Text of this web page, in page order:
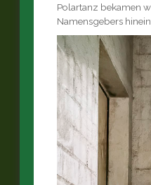
Polartanz bekamen
Namensgebers